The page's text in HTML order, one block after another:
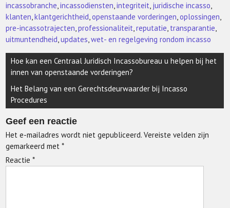
incassobranche,incassodiensten,integriteit, juridische incasso,
klanten,klantgerichtheid,openstaande vorderingen,oplossingen,
pre-incassotrajecten,professionaliteit,reputatie, transparantie,
uitmuntendheid,updates,wet- en regelgeving rondom incasso
Berichtnavigatie
Hoe kan een Centraal Juridisch Incassobureau u helpen bij het
innen van openstaande vorderingen?
Het Belang van een Gerechtsdeurwaarder bij Incasso
Procedures
Geef een reactie
Het e-mailadres wordt niet gepubliceerd. Vereiste velden zijn
gemarkeerd met*
Reactie*